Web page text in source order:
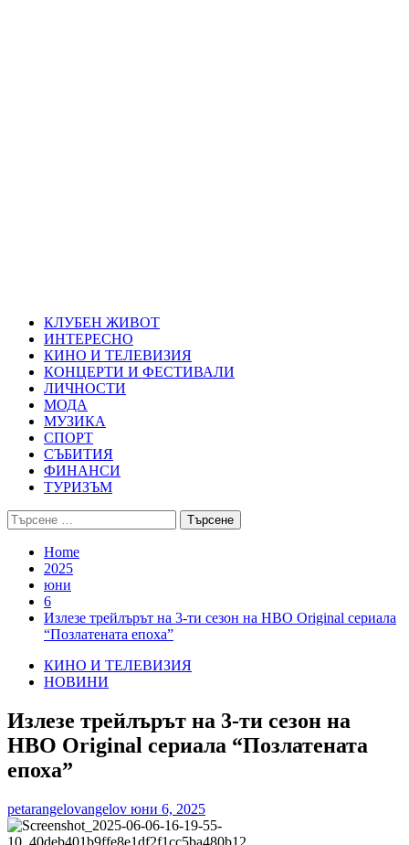
КЛУБЕН ЖИВОТ
ИНТЕРЕСНО
КИНО И ТЕЛЕВИЗИЯ
КОНЦЕРТИ И ФЕСТИВАЛИ
ЛИЧНОСТИ
МОДА
МУЗИКА
СПОРТ
СЪБИТИЯ
ФИНАНСИ
ТУРИЗЪМ
Търсене
за:
Home
2025
юни
6
Излезе трейлърът на 3-ти сезон на HBO Original сериала
“Позлатената епоха”
КИНО И ТЕЛЕВИЗИЯ
НОВИНИ
Излезе трейлърът на 3-ти сезон на
HBO Original сериала “Позлатената
епоха”
petarangelovangelov юни 6, 2025